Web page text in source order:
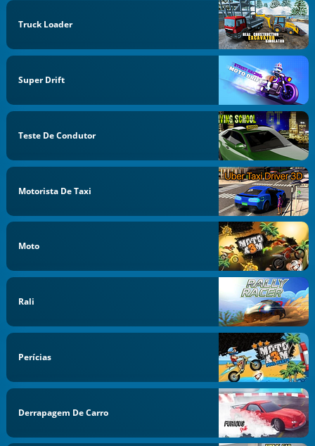
Truck Loader
Super Drift
Teste De Condutor
Motorista De Taxi
Moto
Rali
Perícias
Derrapagem De Carro